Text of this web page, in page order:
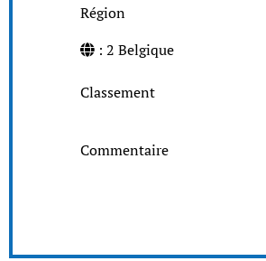
Région
: 2 Belgique
Classement
Commentaire